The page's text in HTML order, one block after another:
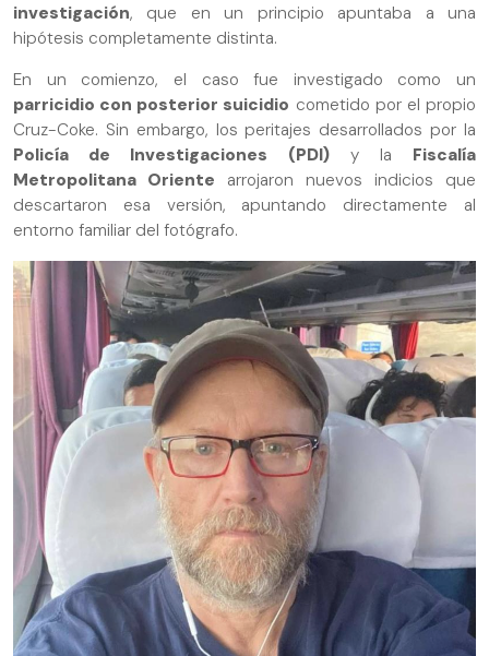
investigación, que en un principio apuntaba a una
hipótesis completamente distinta.
En un comienzo, el caso fue investigado como un
parricidio con posterior suicidio cometido por el propio
Cruz-Coke. Sin embargo, los peritajes desarrollados por la
Policía de Investigaciones (PDI)y la Fiscalía
Metropolitana Oriente arrojaron nuevos indicios que
descartaron esa versión, apuntando directamente al
entorno familiar del fotógrafo.